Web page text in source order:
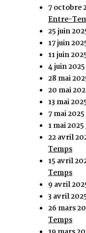
7 octobre
Entre-
25 juin
17 juin
11 juin
4 juin 2025
28 mai
20 mai
13 mai
7 mai 2025
1 mai 2025
22 avril
Temps
15 avril
Temps
9 avril
3 avril
26 mars
Temps